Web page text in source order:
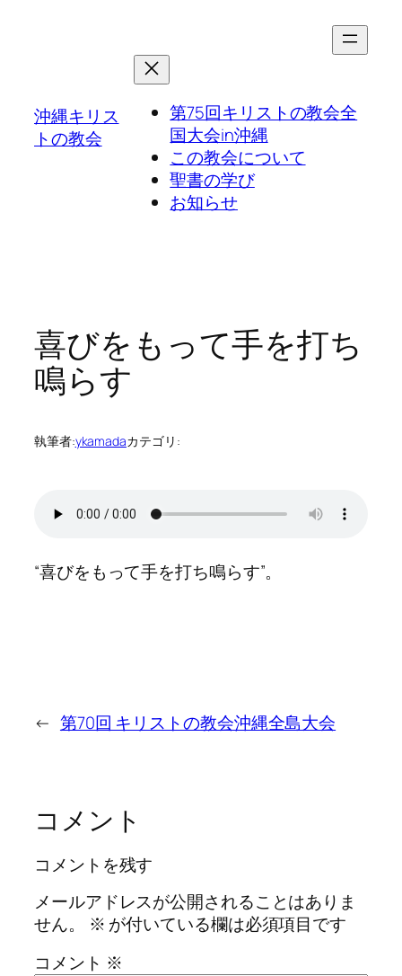
沖縄キリス
トの教会
第75回キリストの教会全
国大会in沖縄
この教会について
聖書の学び
お知らせ
喜びをもって手を打ち
鳴らす
執筆者:ykamadaカテゴリ:
“喜びをもって手を打ち鳴らす”。
← 第70回 キリストの教会沖縄全島大会
コメント
コメントを残す
メールアドレスが公開されることはありま
せん。
※ が付いている欄は必須項目です
コメント ※